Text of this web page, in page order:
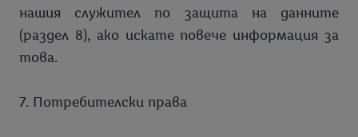
нашия служител по защита на данните
(раздел 8), ако искате повече информация за
това.
7. Потребителски права